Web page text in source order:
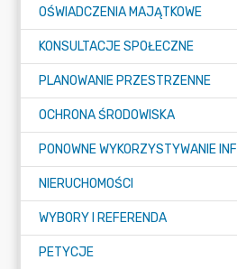
OŚWIADCZENIA MAJĄTKOWE
KONSULTACJE SPOŁECZNE
PLANOWANIE PRZESTRZENNE
OCHRONA ŚRODOWISKA
NIERUCHOMOŚCI
WYBORY I REFERENDA
PETYCJE